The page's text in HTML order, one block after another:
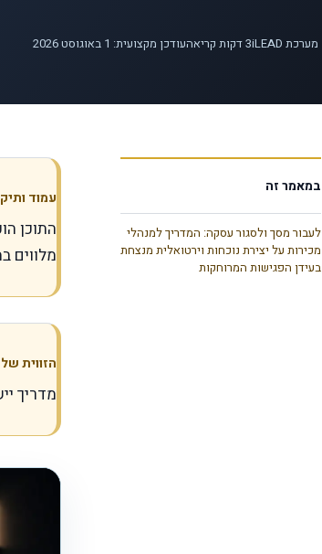
מערכת iLEAD 3דקות קריאהעודכן מקצועית: 1 באוגוסט 2026
במאמר זה
לעבור מסך ולסגור עסקה: המדריך למנהלי
מכירות על יצירת נוכחות וירטואלית מנצחת
בעידן הפגישות המרוחקות
עמוד
מלווים
הזווית
מדריך